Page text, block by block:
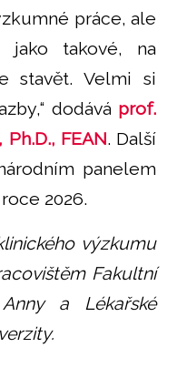
práce, ale
jako takové, na
stavět. Velmi si
dodává prof.
FEAN. Další
panelem
2026.
výzkumu
Fakultní
a Lékařské